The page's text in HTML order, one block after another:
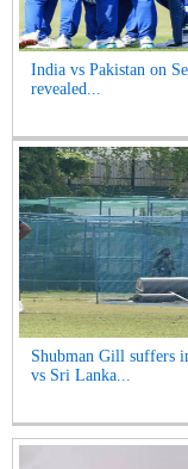
India vs Pakistan on
revealed...
Shubman Gill suffers
vs Sri Lanka...